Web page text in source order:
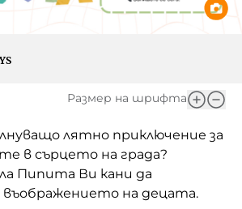
на БНР
Размер на шрифта
лятно приключение за
в сърцето на града?
Пипита Ви кани да
на децата.